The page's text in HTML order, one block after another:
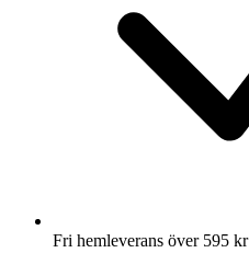
Fri hemleverans över 595 kr